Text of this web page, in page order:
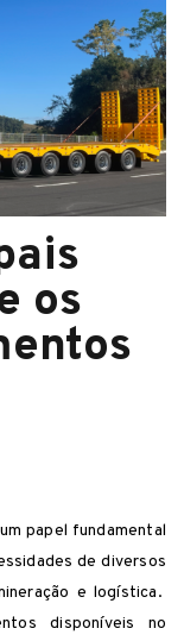
os
papel fundamental
de diversos
e logística.
disponíveis no